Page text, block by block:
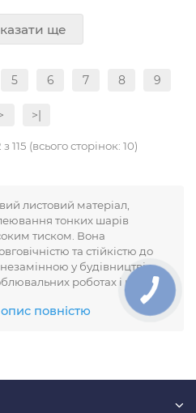
ще
5 6 7 8 9
>|
115 (всього сторінок: 10)
листовий матеріал,
тонких шарів
тиском. Вона
та стійкістю до
у будівництві,
роботах і навіть у
представлена
що дозволяє підібрати
від OlimpTrade
— витримує високі
повністю